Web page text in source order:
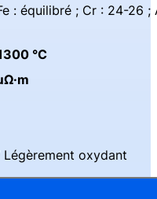
: équilibré ; Cr : 24-26 ;
°C
oxydant